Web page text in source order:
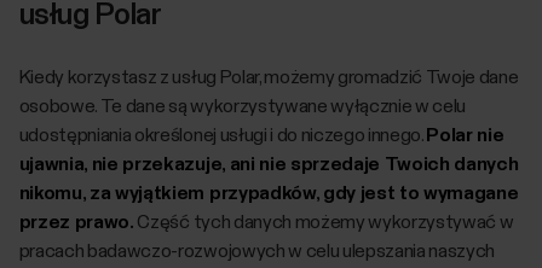
usług Polar
Kiedy korzystasz z usług Polar, możemy gromadzić Twoje dane
osobowe. Te dane są wykorzystywane wyłącznie w celu
udostępniania określonej usługi i do niczego innego.Polar nie
ujawnia, nie przekazuje, ani nie sprzedaje Twoich danych
nikomu, za wyjątkiem przypadków, gdy jest to wymagane
przez prawo. Część tych danych możemy wykorzystywać w
pracach badawczo-rozwojowych w celu ulepszania naszych